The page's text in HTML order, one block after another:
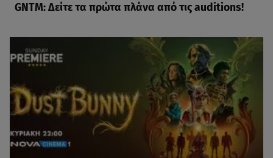
GNTM: Δείτε τα πρώτα πλάνα από τις auditions!